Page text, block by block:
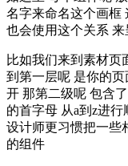
名字来命名这个画框
也会使用这个关系
比如我们来到素材页
到第一层呢 是你的
开 那第二级呢 包含
的首字母 从a到z进
设计师更习惯把一些
的组件